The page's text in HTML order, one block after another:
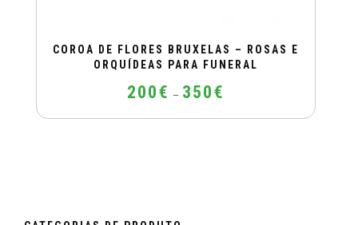
COROA DE FLORES BRUXELAS – ROSAS E
ORQUÍDEAS PARA FUNERAL
200€ – 350€
200€